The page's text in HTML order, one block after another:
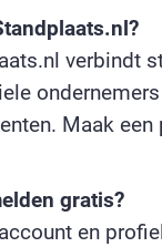
verbindt
Maak
gratis?
en